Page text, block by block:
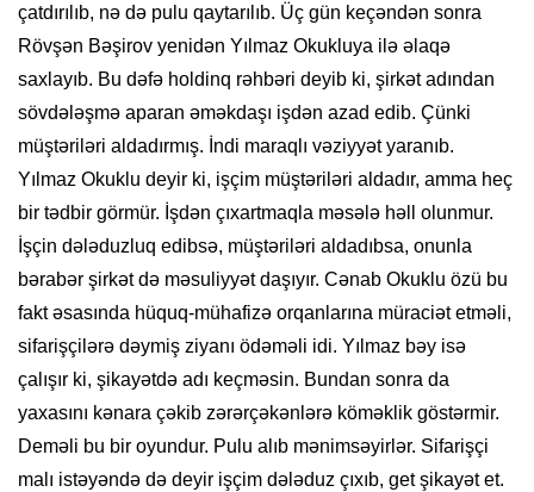
çatdırılıb, nə də pulu qaytarılıb. Üç gün keçəndən sonra
Rövşən Bəşirov yenidən Yılmaz Okukluya ilə əlaqə
saxlayıb. Bu dəfə holdinq rəhbəri deyib ki, şirkət adından
sövdələşmə aparan əməkdaşı işdən azad edib. Çünki
müştəriləri aldadırmış. İndi maraqlı vəziyyət yaranıb.
Yılmaz Okuklu deyir ki, işçim müştəriləri aldadır, amma heç
bir tədbir görmür. İşdən çıxartmaqla məsələ həll olunmur.
İşçin dələduzluq edibsə, müştəriləri aldadıbsa, onunla
bərabər şirkət də məsuliyyət daşıyır. Cənab Okuklu özü bu
fakt əsasında hüquq-mühafizə orqanlarına müraciət etməli,
sifarişçilərə dəymiş ziyanı ödəməli idi. Yılmaz bəy isə
çalışır ki, şikayətdə adı keçməsin. Bundan sonra da
yaxasını kənara çəkib zərərçəkənlərə köməklik göstərmir.
Deməli bu bir oyundur. Pulu alıb mənimsəyirlər. Sifarişçi
malı istəyəndə də deyir işçim dələduz çıxıb, get şikayət et.